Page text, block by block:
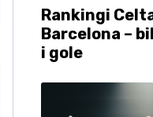
Rankingi
Barcelona –
i gole